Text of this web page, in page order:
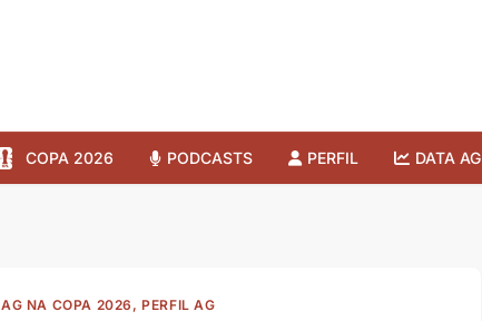
COPA 2026 PODCASTS PERFIL DATA AG
AG NA COPA 2026, PERFIL AG